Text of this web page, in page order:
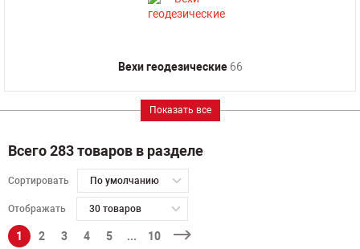
Вехи геодезические 66
Показать все
Всего 283 товаров в разделе
Сортировать По умолчанию
Отображать 30 товаров
1 2 3 4 5 ... 10